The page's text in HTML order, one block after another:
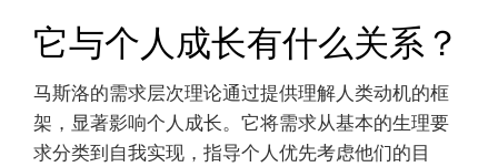
它与个人成长有什么关系？
马斯洛的需求层次理论通过提供理解人类动机的框
架，显著影响个人成长。它将需求从基本的生理要
求分类到自我实现，指导个人优先考虑他们的目